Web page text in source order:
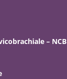
– NCB